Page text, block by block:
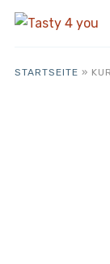
STARTSEITE »